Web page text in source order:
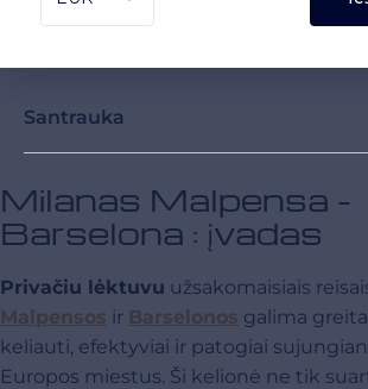
Santrauka
Milanas Malpensa -
Barselona : įvadas
Privačiu lėktuvu užsakomaisiais
Malpensos ir Barselonos galima
keliauti, efektyviai ir patogiai
Europos miestus. Ši kelionė ne tik